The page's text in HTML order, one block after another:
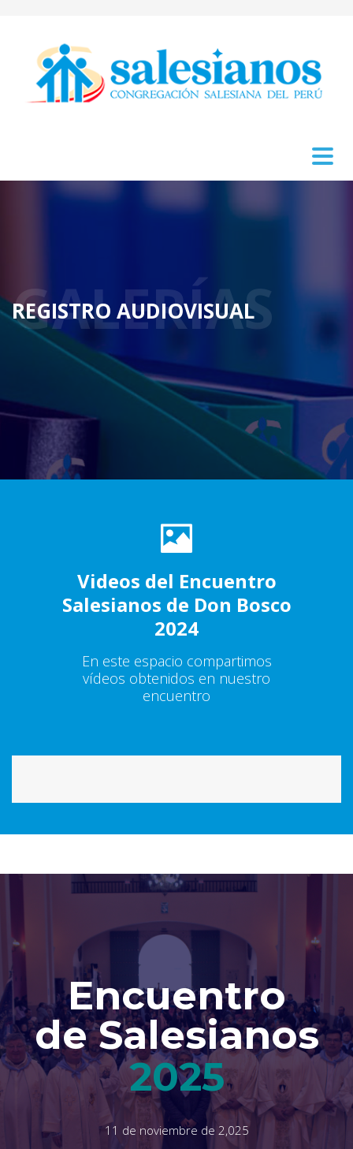
GALERÍAS
REGISTRO AUDIOVISUAL
Videos del Encuentro
Salesianos de Don Bosco
2024
En este espacio compartimos
vídeos obtenidos en nuestro
encuentro
Encuentro
de Salesianos
2025
11 de noviembre de 2,025